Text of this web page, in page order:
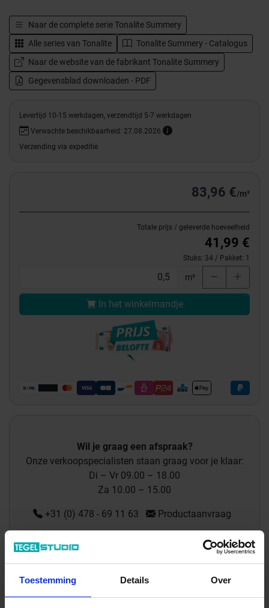
Toestemming Details Over
Naar de complete serieTonalite Summery
Alle series van Tonalite
Tonalite Summery - Catalogus
Naar de website van de fabrikant Tonalite Summery
Gegevensblad downloaden - PDF
Levertijd 10-15 werkdagen, verzendtijd 5-7 werkdagen
Verwachte beschikbaarheid: 27.08.2026
Verzending via expeditie
83,96 €/m²
Totale prijs / geleverde hoeveelheid
41,99 €
Stuks: 34 / Pakket: 1
m²
In het winkelmandje
Wil je graag een afspraak?
Onze verkoopspecialisten staan graag voor je klaar:
Di – Vr 09.00 – 18.00
Za 10.00 – 15.00
+31 (0) 478 - 69 11 63 Productaanvraag